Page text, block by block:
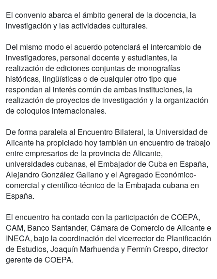
El convenio abarca el ámbito general de la docencia, la
investigación y las actividades culturales.
Del mismo modo el acuerdo potenciará el intercambio de
investigadores, personal docente y estudiantes, la
realización de ediciones conjuntas de monografías
históricas, lingüísticas o de cualquier otro tipo que
respondan al interés común de ambas instituciones, la
realización de proyectos de investigación y la organización
de coloquios internacionales.
De forma paralela al Encuentro Bilateral, la Universidad de
Alicante ha propiciado hoy también un encuentro de trabajo
entre empresarios de la provincia de Alicante,
universidades cubanas, el Embajador de Cuba en España,
Alejandro González Galiano y el Agregado Económico-
comercial y científico-técnico de la Embajada cubana en
España.
El encuentro ha contado con la participación de COEPA,
CAM, Banco Santander, Cámara de Comercio de Alicante e
INECA, bajo la coordinación del vicerrector de Planificación
de Estudios, Joaquín Marhuenda y Fermín Crespo, director
gerente de COEPA.